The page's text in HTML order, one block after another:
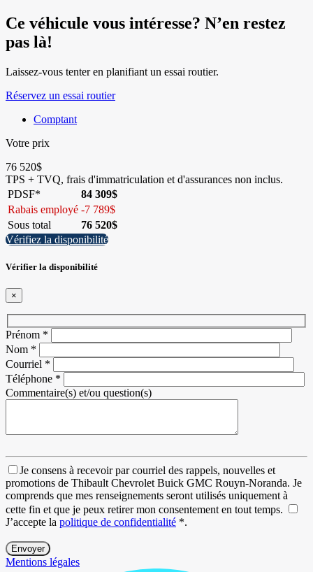
Ce véhicule vous intéresse? N’en restez
pas là!
Laissez-vous tenter en planifiant un essai routier.
Réservez un essai routier
Comptant
Votre prix
76 520$
TPS + TVQ, frais d'immatriculation et d'assurances non inclus.
PDSF*
84 309$
Rabais employé -7 789$
Sous total
76 520$
Vérifiez la disponibilité
Vérifier la disponibilité
×
Prénom *
Nom *
Courriel *
Téléphone *
Commentaire(s) et/ou question(s)
Je consens à recevoir par courriel des rappels, nouvelles et
promotions de Thibault Chevrolet Buick GMC Rouyn-Noranda. Je
comprends que mes renseignements seront utilisés uniquement à
cette fin et que je peux retirer mon consentement en tout temps.
J’accepte la politique de confidentialité *.
Mentions légales